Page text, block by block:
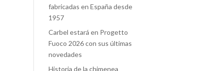
fabricadas en España desde
1957
Carbel estará en Progetto
Fuoco 2026 con sus últimas
novedades
Historia de la chimenea